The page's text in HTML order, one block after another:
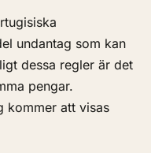
undantag som kan
dessa regler är det
pengar.
kommer att visas